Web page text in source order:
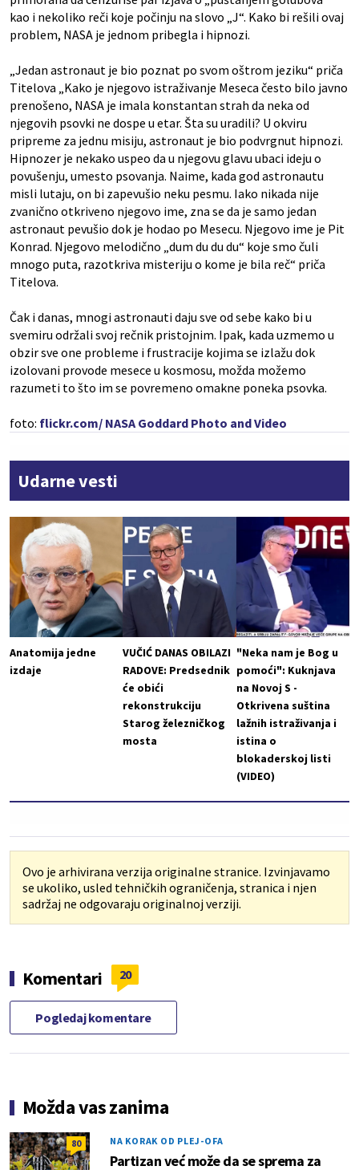
kao i nekoliko reči koje počinju na slovo „J“. Kako bi rešili ovaj
problem, NASA je jednom pribegla i hipnozi.
„Jedan astronaut je bio poznat po svom oštrom jeziku“ priča
Titelova „Kako je njegovo istraživanje Meseca često bilo javno
prenošeno, NASA je imala konstantan strah da neka od
njegovih psovki ne dospe u etar. Šta su uradili? U okviru
pripreme za jednu misiju, astronaut je bio podvrgnut hipnozi.
Hipnozer je nekako uspeo da u njegovu glavu ubaci ideju o
povušenju, umesto psovanja. Naime, kada god astronautu
misli lutaju, on bi zapevušio neku pesmu. Iako nikada nije
zvanično otkriveno njegovo ime, zna se da je samo jedan
astronaut pevušio dok je hodao po Mesecu. Njegovo ime je Pit
Konrad. Njegovo melodično „dum du du du“ koje smo čuli
mnogo puta, razotkriva misteriju o kome je bila reč“ priča
Titelova.
Čak i danas, mnogi astronauti daju sve od sebe kako bi u
svemiru održali svoj rečnik pristojnim. Ipak, kada uzmemo u
obzir sve one probleme i frustracije kojima se izlažu dok
izolovani provode mesece u kosmosu, možda možemo
razumeti to što im se povremeno omakne poneka psovka.
foto: flickr.com/ NASA Goddard Photo and Video
Udarne vesti
Anatomija jedne
izdaje
VUČIĆ DANAS OBILAZI
RADOVE: Predsednik
će obići
rekonstrukciju
Starog železničkog
mosta
"Neka nam je Bog u
pomoći": Kuknjava
na Novoj S -
Otkrivena suština
lažnih istraživanja i
istina o
blokaderskoj listi
(VIDEO)
Ovo je arhivirana verzija originalne stranice. Izvinjavamo
se ukoliko, usled tehničkih ograničenja, stranica i njen
sadržaj ne odgovaraju originalnoj verziji.
Komentari 20
Pogledaj komentare
Možda vas zanima
80 NA KORAK OD PLEJ-OFA
Partizan već može da se sprema za